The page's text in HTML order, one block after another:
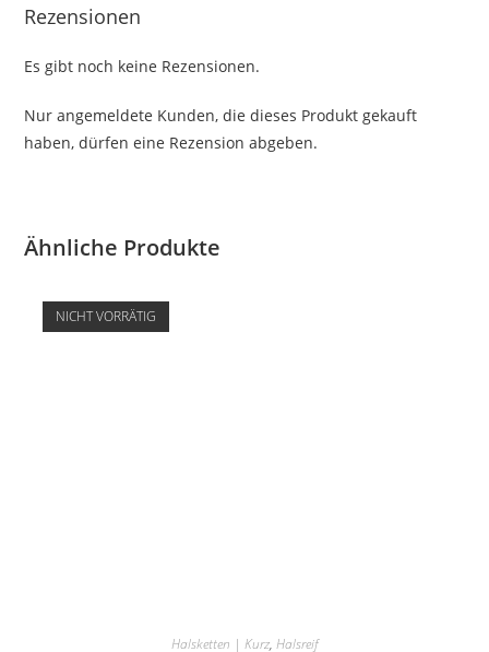
Rezensionen
Es gibt noch keine Rezensionen.
Nur angemeldete Kunden, die dieses Produkt gekauft
haben, dürfen eine Rezension abgeben.
Ähnliche Produkte
NICHT VORRÄTIG
Halsketten | Kurz, Halsreif